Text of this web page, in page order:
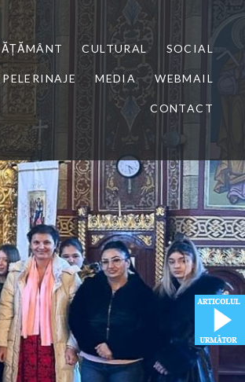
CULTURAL SOCIAL
PELERINAJE MEDIA WEBMAIL
CONTACT